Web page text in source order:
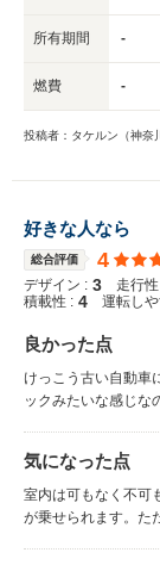
所有期間 -
燃費 -
投稿者：タケルン（神奈
好きな人なら
総合評価 4
デザイン : 3 走行
積載性 : 4 運転し
良かった点
けっこう古い自動車
ックみたいな感じな
気になった点
室内は可もなく不可
が乗せられます。た